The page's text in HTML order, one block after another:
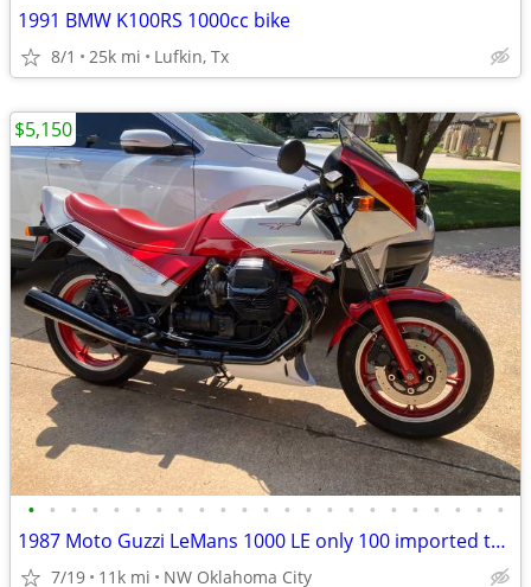
1991 BMW K100RS 1000cc bike
8/1 25k mi Lufkin, Tx
• • • • • • • • • • • • • • • • • • • • • • •
1987 Moto Guzzi LeMans 1000 LE only 100 imported to the US
7/19 11k mi NW Oklahoma City
$5,150